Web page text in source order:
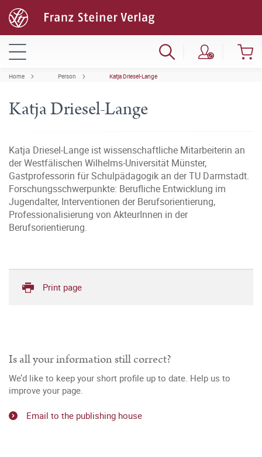
Home Person Katja Driesel-Lange
Katja Driesel-Lange
Katja Driesel-Lange ist wissenschaftliche Mitarbeiterin an
der Westfälischen Wilhelms-Universität Münster,
Gastprofessorin für Schulpädagogik an der TU Darmstadt.
Forschungsschwerpunkte: Berufliche Entwicklung im
Jugendalter, Interventionen der Berufsorientierung,
Professionalisierung von AkteurInnen in der
Berufsorientierung.
Print page
Is all your information still correct?
We’d like to keep your short profile up to date. Help us to
improve your page.
Email to the publishing house